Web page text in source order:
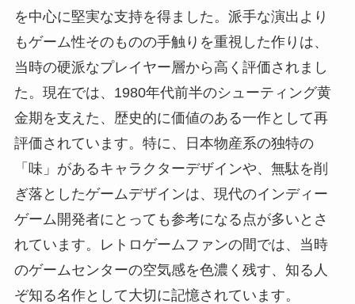
を中心に堅実な支持を得ました。派手な演出より
もゲーム性そのものの手触りを重視した作りは、
当時の硬派なプレイヤー層から高く評価されまし
た。現在では、1980年代前半のシューティング黄
金期を支えた、歴史的に価値のある一作として再
評価されています。特に、日本物産系の独特の
「味」があるキャラクターデザインや、無駄を削
ぎ落としたゲームデザインは、現代のインディー
ゲーム開発者にとっても参考になる点が多いとさ
れています。レトロゲームファンの間では、当時
のゲームセンターの空気感を色濃く残す、知る人
ぞ知る名作として大切に記憶されています。